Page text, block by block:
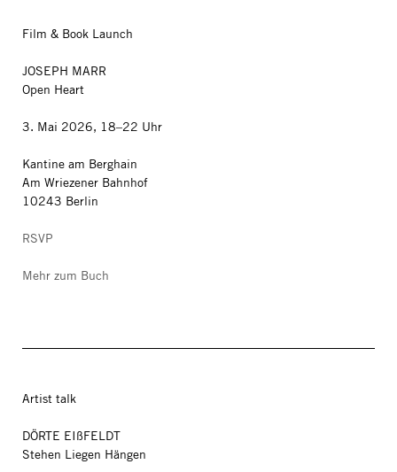
Film & Book Launch
JOSEPH MARR
Open Heart
3. Mai 2026, 18–22 Uhr
Kantine am Berghain
Am Wriezener Bahnhof
10243 Berlin
RSVP
Mehr zum Buch
Artist talk
DÖRTE EIßFELDT
Stehen Liegen Hängen